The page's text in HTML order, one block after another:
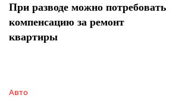
При разводе можно потребовать
компенсацию за ремонт
квартиры
Авто